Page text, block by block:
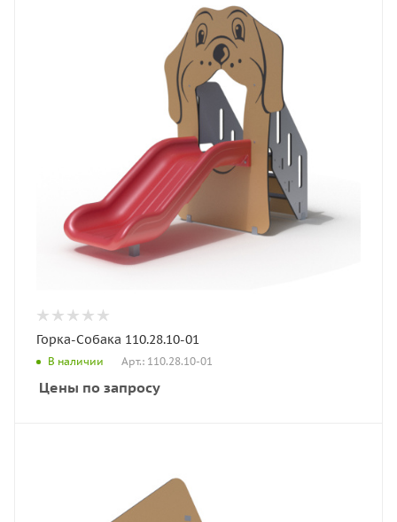
Горка-Собака 110.28.10-01
В наличии Арт.: 110.28.10-01
Цены по запросу